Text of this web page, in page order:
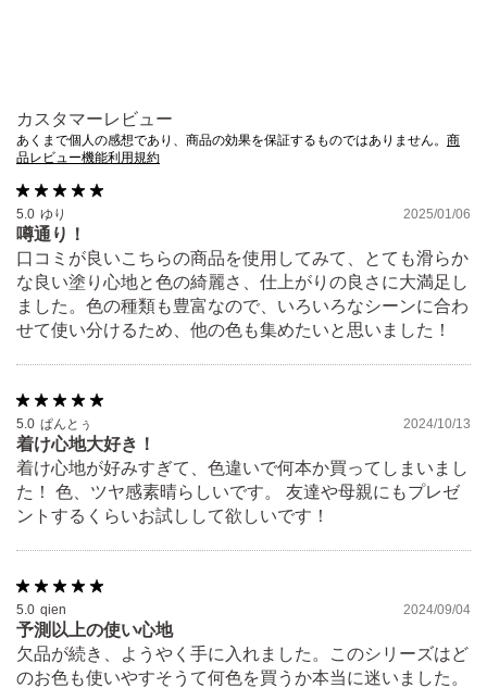
カスタマーレビュー
あくまで個人の感想であり、商品の効果を保証するものではありません。 商
品レビュー機能利用規約
5.0 ゆり 2025/01/06
噂通り！
口コミが良いこちらの商品を使用してみて、とても滑らか
な良い塗り心地と色の綺麗さ、仕上がりの良さに大満足し
ました。色の種類も豊富なので、いろいろなシーンに合わ
せて使い分けるため、他の色も集めたいと思いました！
5.0 ぱんとぅ 2024/10/13
着け心地大好き！
着け心地が好みすぎて、色違いで何本か買ってしまいまし
た！ 色、ツヤ感素晴らしいです。 友達や母親にもプレゼ
ントするくらいお試しして欲しいです！
5.0 qien 2024/09/04
予測以上の使い心地
欠品が続き、ようやく手に入れました。このシリーズはど
のお色も使いやすそうて何色を買うか本当に迷いました。